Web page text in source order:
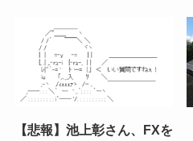
【悲報】池上彰さん、FXを